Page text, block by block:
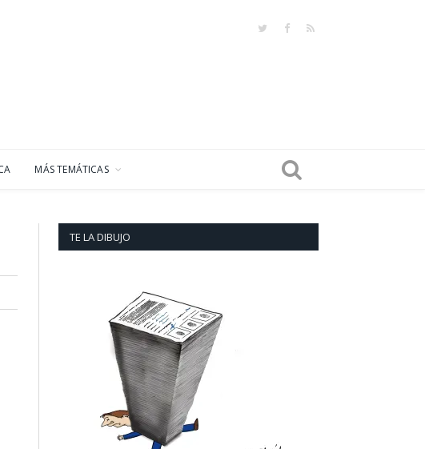
TwitterFacebook
RSS
MÁS TEMÁTICAS
TE LA DIBUJO